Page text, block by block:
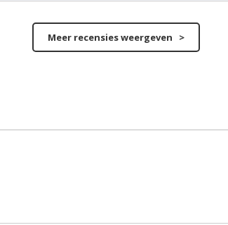
Meer recensies weergeven >